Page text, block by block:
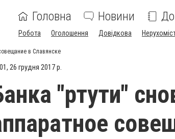
Головна Новини
Робота Оголошення Довідкова
в Славянске
26 грудня 2017 р.
"ртути"